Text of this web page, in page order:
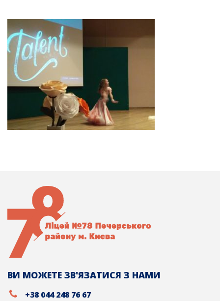
ВИ МОЖЕТЕ ЗВ'ЯЗАТИСЯ З НАМИ
+38 044 248 76 67